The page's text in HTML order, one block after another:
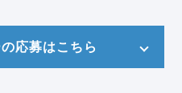
応募はこちら